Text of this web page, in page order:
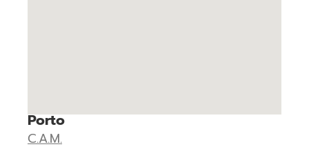
Porto
C.A.M.